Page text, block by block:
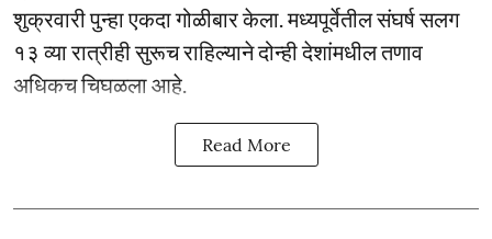
शुक्रवारी पुन्हा एकदा गोळीबार केला. मध्यपूर्वेतील संघर्ष सलग
१३ व्या रात्रीही सुरूच राहिल्याने दोन्ही देशांमधील तणाव
अधिकच चिघळला आहे.
Read More